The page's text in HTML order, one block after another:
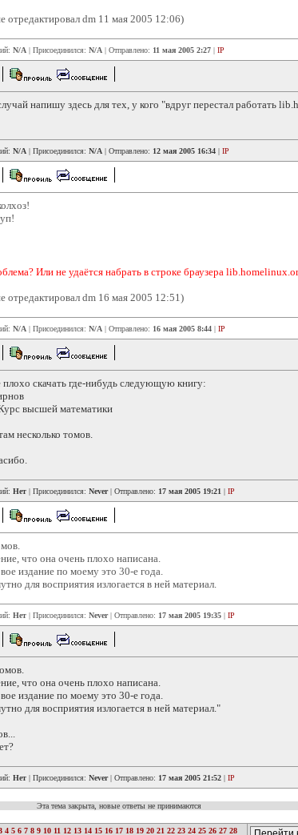
отредактировал dm 11 мая 2005 12:06)
N/A | Присоединился: N/A | Отправлено: 11 мая 2005 2:27 | IP
напишу здесь для тех, у кого "вдруг перестал работать
N/A | Присоединился: N/A | Отправлено: 12 мая 2005 16:34 | IP
Или не удаётся набрать в строке браузера
отредактировал dm 16 мая 2005 12:51)
N/A | Присоединился: N/A | Отправлено: 16 мая 2005 8:44 | IP
скачать где-нибудь следующую книгу:
высшей математики
несколько томов.
Нет | Присоединился: Never| Отправлено: 17 мая 2005 19:21 | IP
что она очень плохо написана.
издание по моему это 30-е года.
для восприятия излогается в ней материал.
Нет | Присоединился: Never| Отправлено: 17 мая 2005 19:35 | IP
что она очень плохо написана.
издание по моему это 30-е года.
для восприятия излогается в ней материал."
Нет | Присоединился: Never| Отправлено: 17 мая 2005 21:52 | IP
Эта тема закрыта, новые ответы не принимаются
4 5 6 7 8 9 10 11 12 13 14 15 16 17 18 19 20 21 22 23 24 25 26 27 28